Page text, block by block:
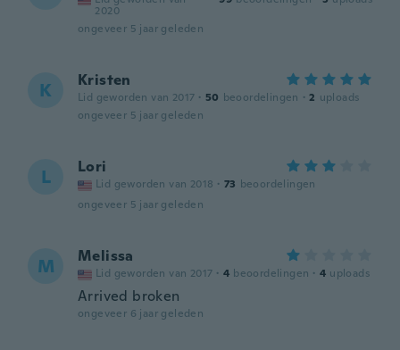
2020
ongeveer 5 jaar geleden
K Kristen
Lid geworden van 2017 · 50 beoordelingen · 2 uploads
ongeveer 5 jaar geleden
L Lori
Lid geworden van 2018 · 73 beoordelingen
ongeveer 5 jaar geleden
M Melissa
Lid geworden van 2017 · 4 beoordelingen · 4 uploads
Arrived broken
ongeveer 6 jaar geleden